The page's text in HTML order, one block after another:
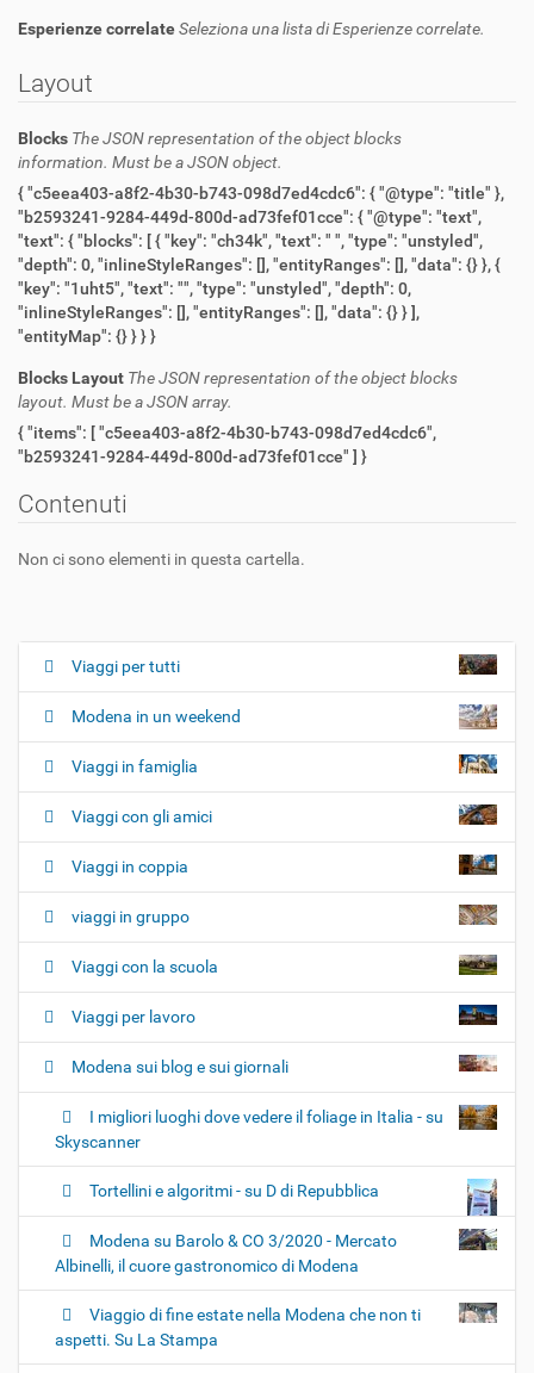
Esperienze correlateSeleziona una lista di Esperienze correlate.
Layout
Blocks The JSON representation of the object blocks
information. Must be a JSON object.
{ "c5eea403-a8f2-4b30-b743-098d7ed4cdc6": { "@type": "title" },
"b2593241-9284-449d-800d-ad73fef01cce": { "@type": "text",
"text": { "blocks": [ { "key": "ch34k", "text": " ", "type": "unstyled",
"depth": 0, "inlineStyleRanges": [], "entityRanges": [], "data": {} }, {
"key": "1uht5", "text": "", "type": "unstyled", "depth": 0,
"inlineStyleRanges": [], "entityRanges": [], "data": {} } ],
"entityMap": {} } } }
Blocks Layout The JSON representation of the object blocks
layout. Must be a JSON array.
{ "items": [ "c5eea403-a8f2-4b30-b743-098d7ed4cdc6",
"b2593241-9284-449d-800d-ad73fef01cce" ] }
Contenuti
Non ci sono elementi in questa cartella.
N
a
v
g
a
z
o
n
e
Viaggi per tutti
Modena in un weekend
Viaggi in famiglia
Viaggi con gli amici
Viaggi in coppia
viaggi in gruppo
Viaggi con la scuola
Viaggi per lavoro
Modena sui blog e sui giornali
I migliori luoghi dove vedere il foliage in Italia - su
Skyscanner
Tortellini e algoritmi - su D di Repubblica
Modena su Barolo & CO 3/2020 - Mercato
Albinelli, il cuore gastronomico di Modena
Viaggio di fine estate nella Modena che non ti
aspetti. Su La Stampa